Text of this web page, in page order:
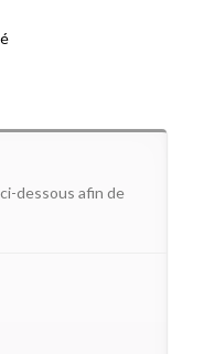
dessous afin de